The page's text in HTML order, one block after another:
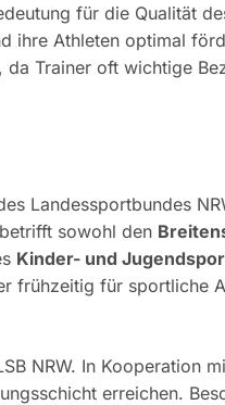
für die Qualität
ihre Athleten optimal
da Trainer oft wichtige
Landessportbundes
sowohl den
Kinder- und
frühzeitig für sportliche
NRW. In Kooperation
erreichen.